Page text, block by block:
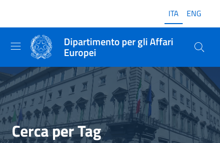
ITA ENG
Dipartimento per gli Affari
Europei
Cerca per Tag